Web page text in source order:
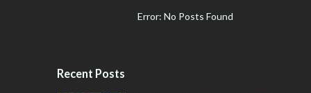
Error: No Posts Found
Recent Posts